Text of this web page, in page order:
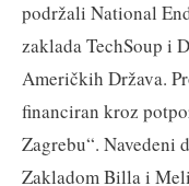
podržali National
zaklada TechSoup i
Američkih Država.
financiran kroz
Zagrebu“. Navedeni
Zakladom Billa i